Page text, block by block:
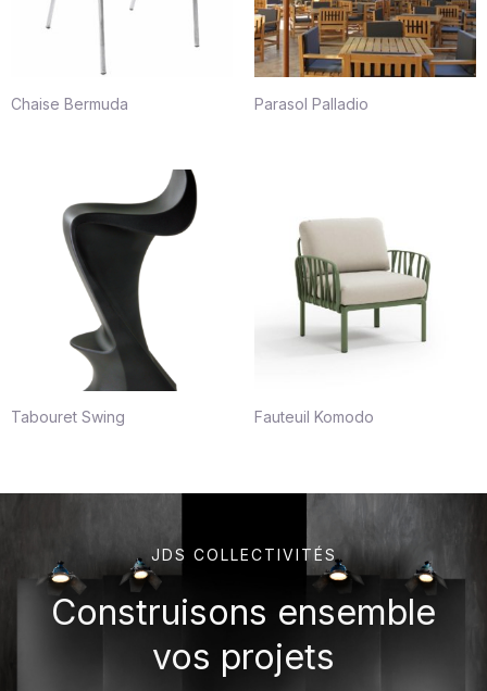
Chaise Bermuda Parasol Palladio
Tabouret Swing Fauteuil Komodo
JDS COLLECTIVITÉS
Construisons ensemble
vos projets